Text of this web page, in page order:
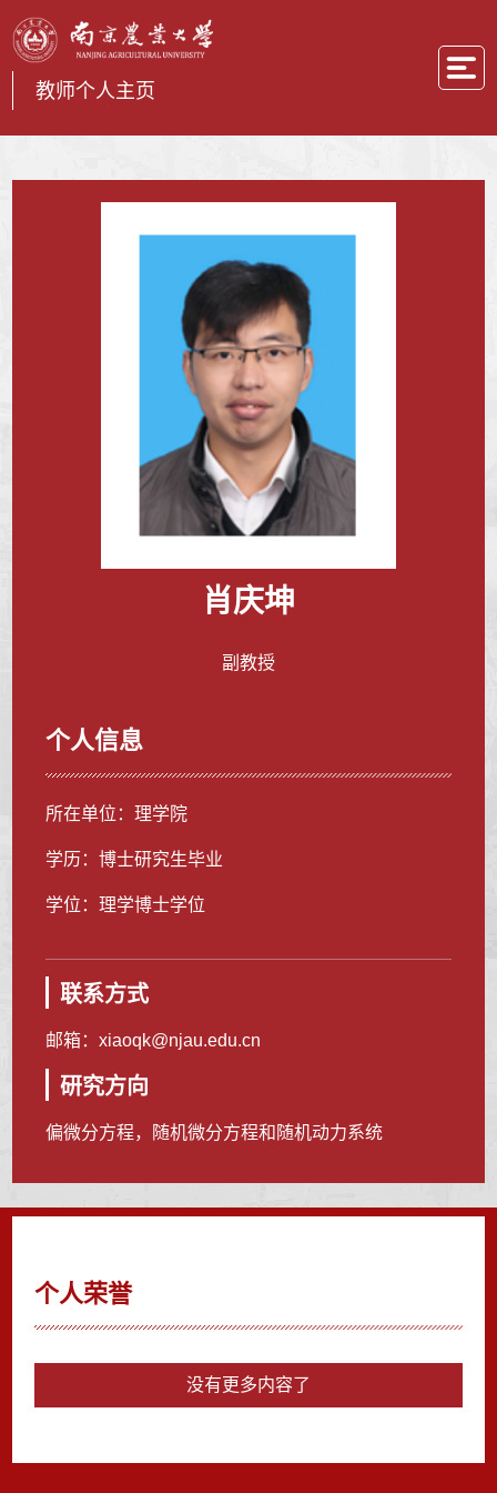
教师个人主页
肖庆坤
副教授
个人信息
所在单位：理学院
学历：博士研究生毕业
学位：理学博士学位
联系方式
邮箱：xiaoqk@njau.edu.cn
研究方向
偏微分方程，随机微分方程和随机动力系统
个人荣誉
没有更多内容了